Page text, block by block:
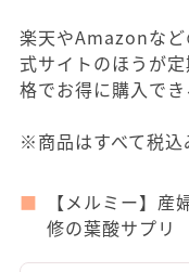
楽天やAmazonな
式サイトのほうが
格でお得に購入でき
※商品はすべて税込
【メルミー】
修の葉酸サプリ